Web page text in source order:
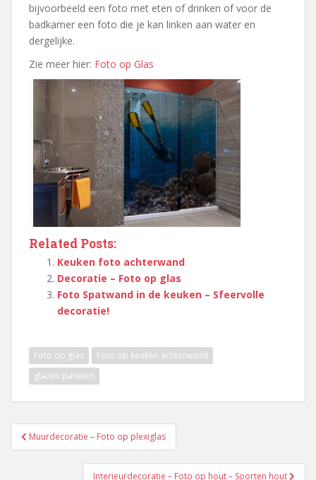
bijvoorbeeld een foto met eten of drinken of voor de
badkamer een foto die je kan linken aan water en
dergelijke.
Zie meer hier: Foto op Glas
Related Posts:
Keuken foto achterwand
Decoratie – Foto op glas
Foto Spatwand in de keuken – Sfeervolle
decoratie!
Foto op glas
Foto op keuken achterwand
glazen panelen
Berichtnavigatie
Muurdecoratie – Foto op plexiglas
Interieurdecoratie – Foto op hout – Soorten hout